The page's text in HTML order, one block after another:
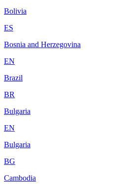
Bolivia
ES
Bosnia and Herzegovina
EN
Brazil
BR
Bulgaria
EN
Bulgaria
BG
Cambodia